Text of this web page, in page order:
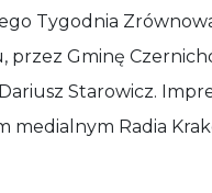
Tygodnia
przez Gminę
Starowicz.
medialnym Radia